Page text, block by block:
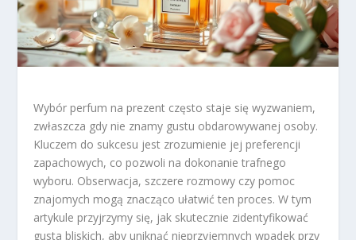
Wybór perfum na prezent często staje się wyzwaniem,
zwłaszcza gdy nie znamy gustu obdarowywanej osoby.
Kluczem do sukcesu jest zrozumienie jej preferencji
zapachowych, co pozwoli na dokonanie trafnego
wyboru. Obserwacja, szczere rozmowy czy pomoc
znajomych mogą znacząco ułatwić ten proces. W tym
artykule przyjrzymy się, jak skutecznie zidentyfikować
gusta bliskich, aby uniknąć nieprzyjemnych wpadek przy